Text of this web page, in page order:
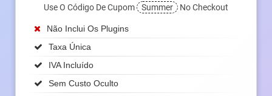
Use O Código De Cupom
Summer No Checkout
Não Inclui Os Plugins
Taxa Única
IVA Incluído
Sem Custo Oculto